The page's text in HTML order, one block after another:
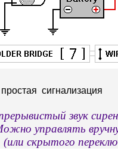
сигнализация
звук
управлять
скрытого